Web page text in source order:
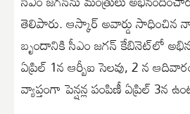
తెలిపారు. ఆస్కార్‌ అవార్డు సాధించిన
బృందానికి సీఎం జగన్ కేబినెట్‌లో
ఏప్రిల్‌ 1న ఆర్బీఐ సెలవు, 2 న
వ్యాప్తంగా పెన్షన్ల పంపిణీ ఏప్రిల్ 3న